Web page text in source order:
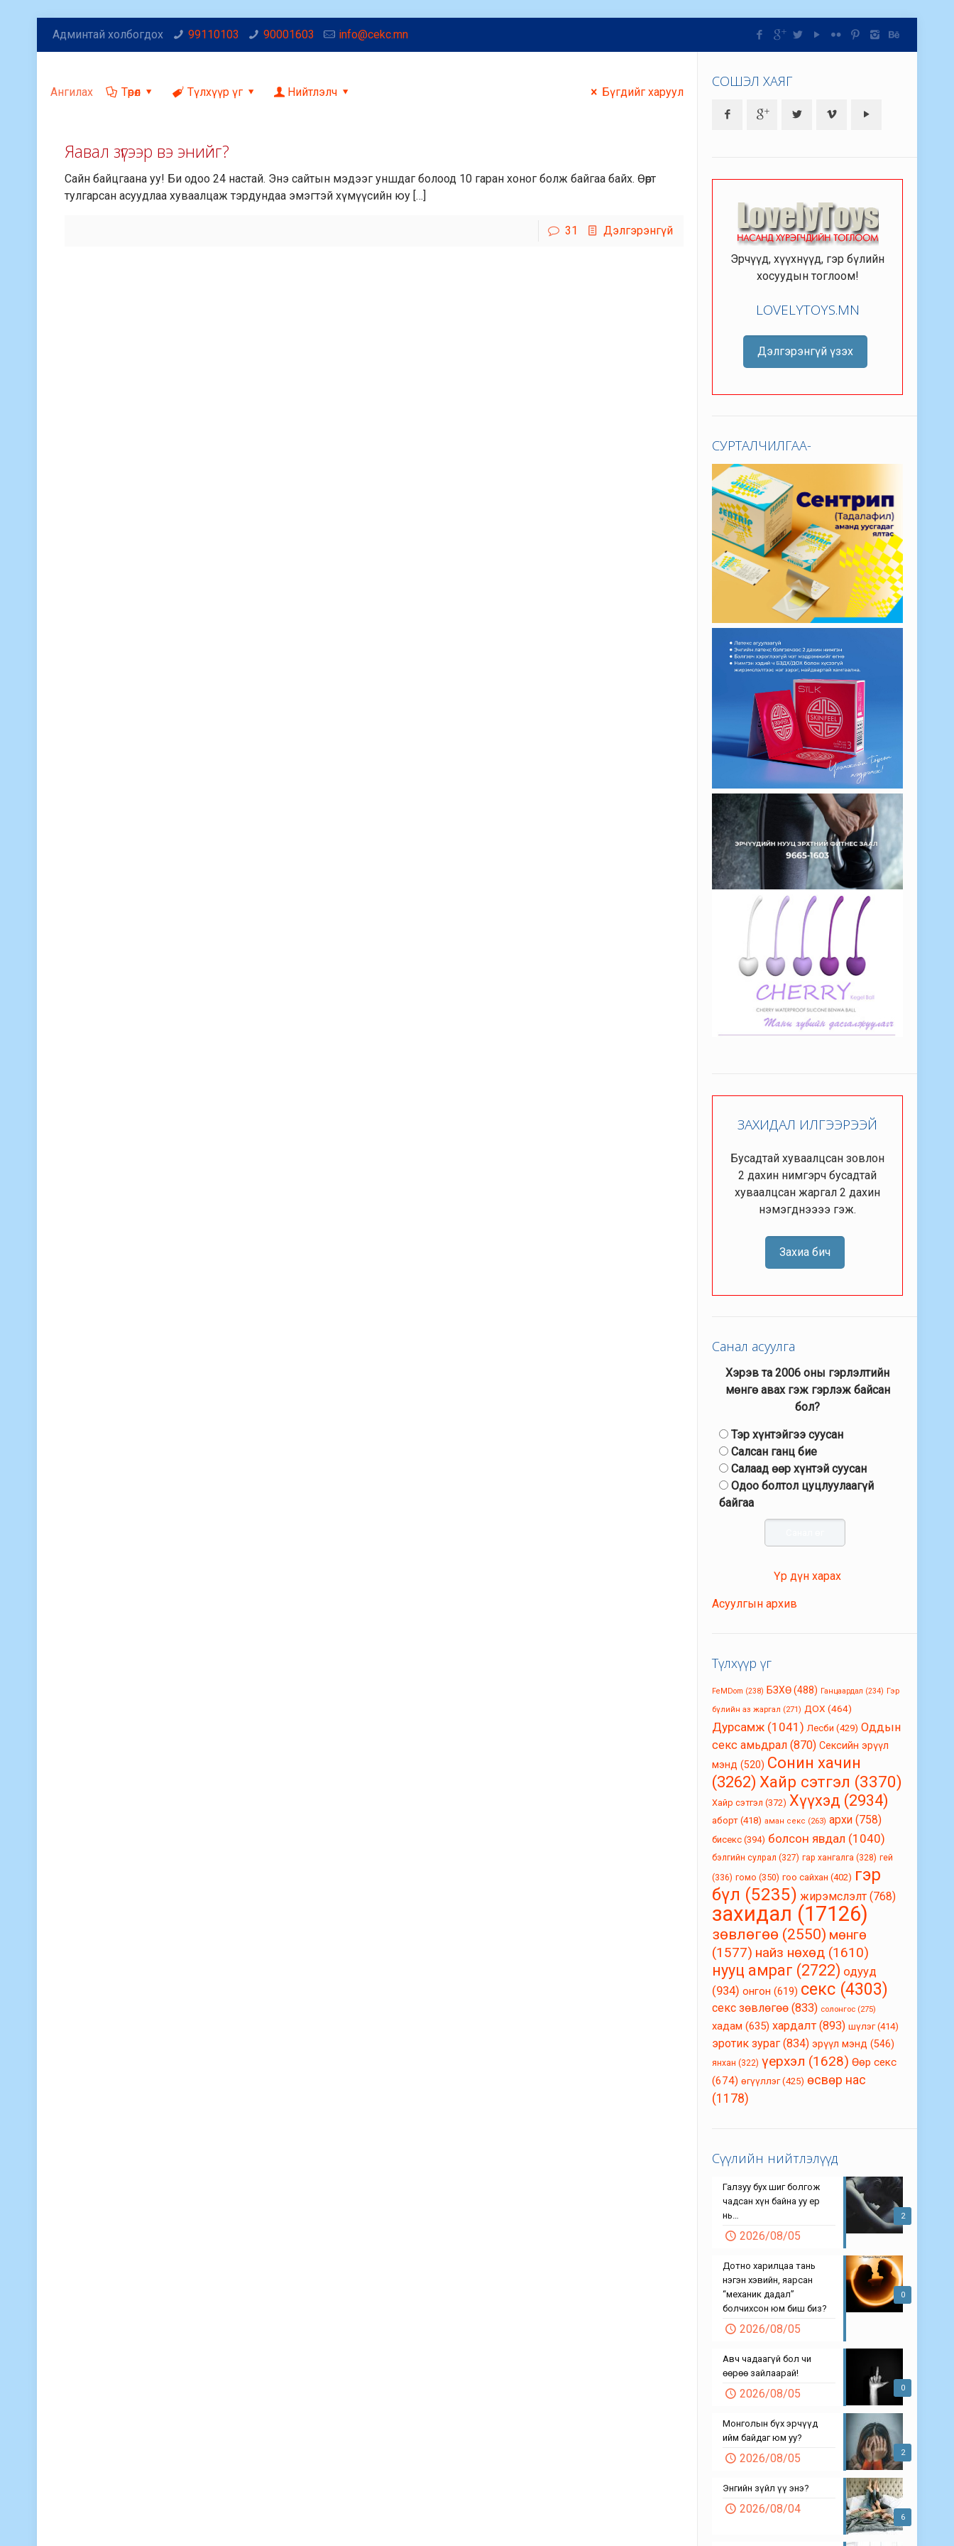
Админтай холбогдох 99110103 90001603 info@cekc.mn
Ангилах Төрөл Түлхүүр үг Нийтлэлч Бүгдийг харуул
Яавал зүгээр вэ энийг?
Сайн байцгаана уу! Би одоо 24 настай. Энэ сайтын мэдээг уншдаг болоод 10 гаран хоног болж байгаа байх. Өөрт
тулгарсан асуудлаа хуваалцаж тэрдундаа эмэгтэй хүмүүсийн юу […]
31 Дэлгэрэнгүй
СОШЭЛ ХАЯГ
Эрчүүд, хүүхнүүд, гэр бүлийн
хосуудын тоглоом!
LOVELYTOYS.MN
Дэлгэрэнгүй үзэх
СУРТАЛЧИЛГАА-
ЗАХИДАЛ ИЛГЭЭРЭЭЙ
Бусадтай хуваалцсан зовлон
2 дахин нимгэрч бусадтай
хуваалцсан жаргал 2 дахин
нэмэгднээээ гэж.
Захиа бич
Санал асуулга
Хэрэв та 2006 оны гэрлэлтийн
мөнгө авах гэж гэрлэж байсан
бол?
Тэр хүнтэйгээ суусан
Салсан ганц бие
Салаад өөр хүнтэй суусан
Одоо болтол цуцлуулаагүй
байгаа
Үр дүн харах
Асуулгын архив
Түлхүүр үг
FeMDom (238) БЗХӨ(488) Ганцаардал (234) Гэр
бүлийн аз жаргал (271) ДОХ (464)
Дурсамж (1041) Лесби (429) Оддын
секс амьдрал (870) Сексийн эрүүл
мэнд (520) Сонин хачин
(3262) Хайр сэтгэл (3370)
Хайр сэтгэл (372) Хүүхэд (2934)
аборт (418) аман секс (263) архи (758)
бисекс (394) болсон явдал (1040)
бэлгийн сулрал (327) гар хангалга (328) гей
(336) гомо (350) гоо сайхан (402) гэр
бүл (5235) жирэмслэлт (768)
захидал (17126)
зөвлөгөө (2550) мөнгө
(1577) найз нөхөд (1610)
нууц амраг (2722) одууд
(934) онгон (619) секс (4303)
секс зөвлөгөө (833) солонгос (275)
хадам (635) хардалт (893) шүлэг(414)
эротик зураг(834) эрүүл мэнд (546)
янхан (322) үерхэл (1628) Өөр секс
(674) өгүүллэг(425) өсвөр нас
(1178)
Сүүлийн нийтлэлүүд
2
Галзуу бух шиг болгож
чадсан хүн байна уу ер
нь…
2026/08/05
0
Дотно харилцаа тань
нэгэн хэвийн, яарсан
“механик дадал”
болчихсон юм биш биз?
2026/08/05
0
Авч чадаагүй бол чи
өөрөө зайлаарай!
2026/08/05
2
Монголын бүх эрчүүд
ийм байдаг юм уу?
2026/08/05
6
Энгийн зүйл үү энэ?
2026/08/04